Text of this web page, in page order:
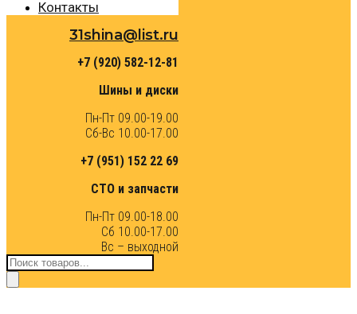
Контакты
31shina@list.ru
+7 (920) 582-12-81
Шины и диски
Пн-Пт 09.00-19.00
Сб-Вс 10.00-17.00
+7 (951) 152 22 69
СТО и запчасти
Пн-Пт 09.00-18.00
Сб 10.00-17.00
Вс – выходной
Поиск
товаров